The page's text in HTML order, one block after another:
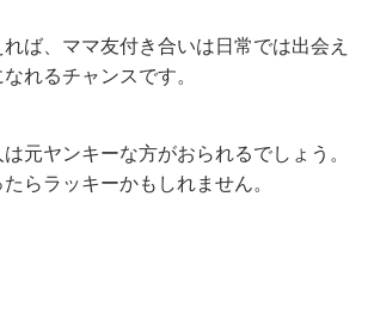
ば、ママ友付き合いは日常では出会え
れるチャンスです。
元ヤンキーな方がおられるでしょう。
らラッキーかもしれません。